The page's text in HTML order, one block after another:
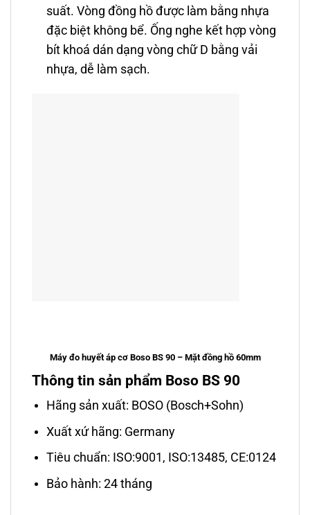
suất. Vòng đồng hồ được làm bằng nhựa
đặc biệt không bể. Ống nghe kết hợp vòng
bít khoá dán dạng vòng chữ D bằng vải
nhựa, dễ làm sạch.
Máy đo huyết áp cơ Boso BS 90 – Mặt đồng hồ 60mm
Thông tin sản phẩm Boso BS 90
Hãng sản xuất: BOSO (Bosch+Sohn)
Xuất xứ hãng: Germany
Tiêu chuẩn: ISO:9001, ISO:13485, CE:0124
Bảo hành: 24 tháng